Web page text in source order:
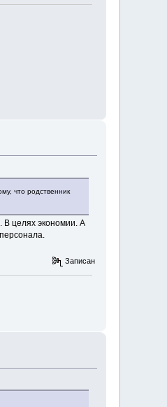
что родственник
В целях экономии. А
Записан